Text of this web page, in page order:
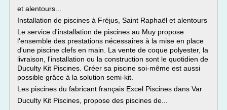
et alentours...
Installation de piscines à Fréjus, Saint Raphaël et alentours
Le service d'installation de piscines au Muy propose
l'ensemble des prestations nécessaires à la mise en place
d'une piscine clefs en main. La vente de coque polyester, la
livraison, l'installation ou la construction sont le quotidien de
Duculty Kit Piscines. Créer sa piscine soi-même est aussi
possible grâce à la solution semi-kit.
Les piscines du fabricant français Excel Piscines dans Var
Duculty Kit Piscines, propose des piscines de...